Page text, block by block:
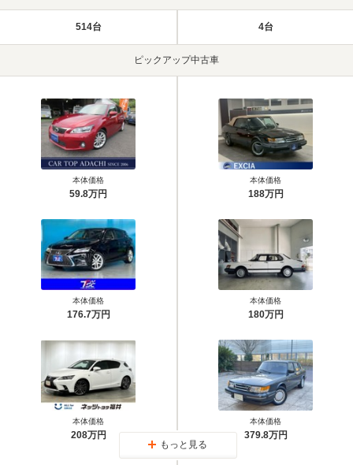
514台 4台
ピックアップ中古車
本体価格
59.8万円
本体価格
176.7万円
本体価格
208万円
本体価格
188万円
本体価格
180万円
本体価格
379.8万円
もっと見る